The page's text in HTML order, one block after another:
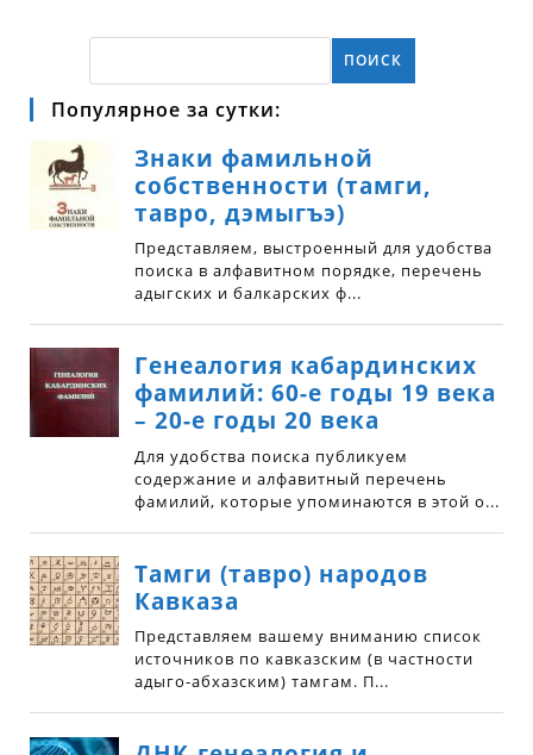
ПОИСК
Популярное за сутки: